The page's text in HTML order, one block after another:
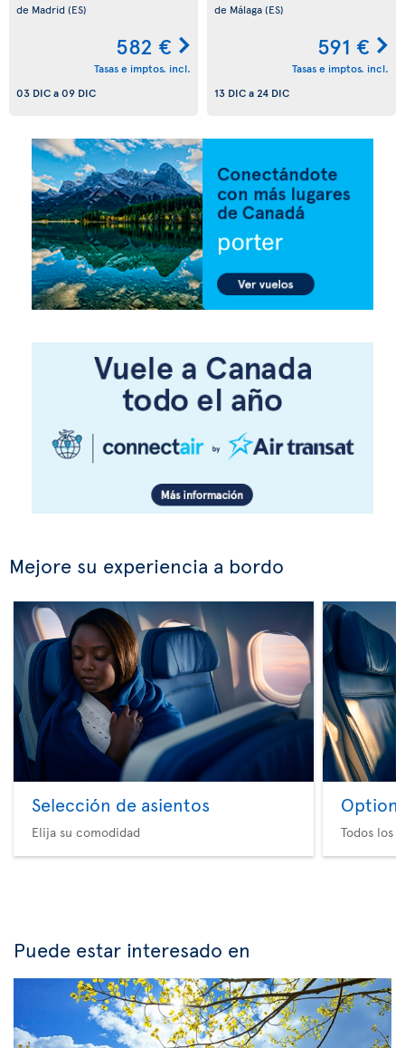
de Madrid(ES)
582 €
Tasas e imptos. incl.
03 DICa09 DIC
de Málaga(ES)
591 €
Tasas e imptos. incl.
13 DICa24 DIC
Mejore su experiencia a bordo
Selección de asientos
Elija su comodidad
Option
Todos los
Puede estar interesado en